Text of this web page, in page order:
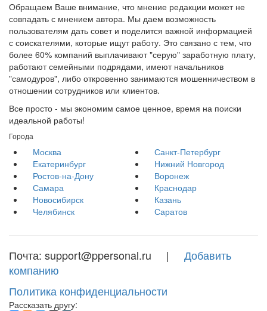
Обращаем Ваше внимание, что мнение редакции может не
совпадать с мнением автора. Мы даем возможность
пользователям дать совет и поделится важной информацией
с соискателями, которые ищут работу. Это связано с тем, что
более 60% компаний выплачивают "серую" заработную плату,
работают семейными подрядами, имеют начальников
"самодуров", либо откровенно занимаются мошенничеством в
отношении сотрудников или клиентов.
Все просто - мы экономим самое ценное, время на поиски
идеальной работы!
Города
Москва
Санкт-Петербург
Екатеринбург
Нижний Новгород
Ростов-на-Дону
Воронеж
Самара
Краснодар
Новосибирск
Казань
Челябинск
Саратов
Почта: support@ppersonal.ru | Добавить
компанию
Политика конфиденциальности
Рассказать другу: